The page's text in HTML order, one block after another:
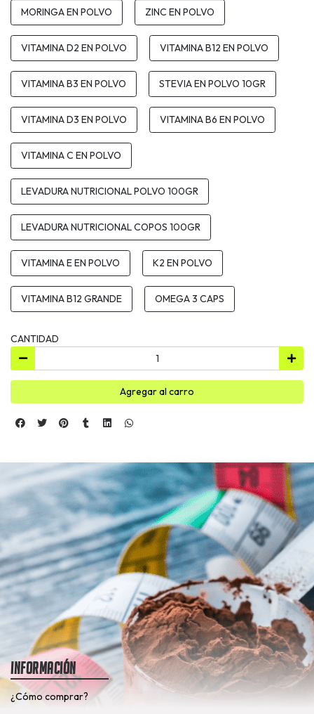
MORINGA EN POLVO ZINC EN POLVO
VITAMINA D2 EN POLVO VITAMINA B12 EN POLVO
VITAMINA B3 EN POLVO STEVIA EN POLVO 10GR
VITAMINA D3 EN POLVO VITAMINA B6 EN POLVO
VITAMINA C EN POLVO
LEVADURA NUTRICIONAL POLVO 100GR
LEVADURA NUTRICIONAL COPOS 100GR
VITAMINA E EN POLVO K2 EN POLVO
VITAMINA B12 GRANDE OMEGA 3 CAPS
CANTIDAD
Agregar al carro
Información
¿Cómo comprar?